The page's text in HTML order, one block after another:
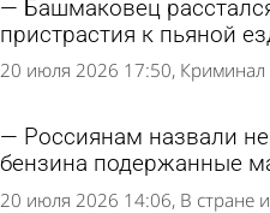
Башмаковец
пристрастия к пьяной
20 июля 2026 17:50 Криминал
Россиянам назвали
бензина подержанные
20 июля 2026 14:06 В стране